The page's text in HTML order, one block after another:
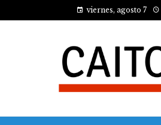
viernes, agosto 7